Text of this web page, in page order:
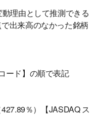
理由として推測できる
出来高のなかった銘柄
ード】の順で表記
％）【JASDAQ ス